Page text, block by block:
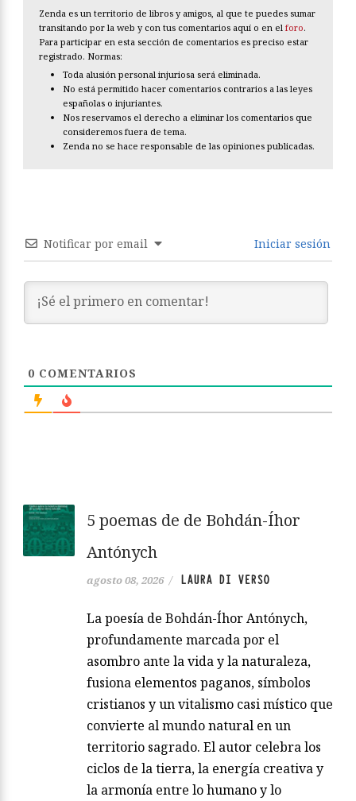
Zenda es un territorio de libros y amigos, al que te puedes sumar
transitando por la web y con tus comentarios aquí o en el foro.
Para participar en esta sección de comentarios es preciso estar
registrado. Normas:
Toda alusión personal injuriosa será eliminada.
No está permitido hacer comentarios contrarios a las leyes
españolas o injuriantes.
Nos reservamos el derecho a eliminar los comentarios que
consideremos fuera de tema.
Zenda no se hace responsable de las opiniones publicadas.
Notificar por email Iniciar sesión
0 COMENTARIOS
5 poemas de de Bohdán-Íhor
Antónych
agosto 08, 2026 / LAURA DI VERSO
La poesía de Bohdán-Íhor Antónych,
profundamente marcada por el
asombro ante la vida y la naturaleza,
fusiona elementos paganos, símbolos
cristianos y un vitalismo casi místico que
convierte al mundo natural en un
territorio sagrado. El autor celebra los
ciclos de la tierra, la energía creativa y
la armonía entre lo humano y lo